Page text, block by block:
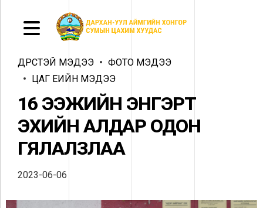
ДҮРСТЭЙ МЭДЭЭ
ФОТО МЭДЭЭ
ЦАГ ҮЕИЙН МЭДЭЭ
16 ЭЭЖИЙН ЭНГЭРТ
ЭХИЙН АЛДАР ОДОН
ГЯЛАЛЗЛАА
2023-06-06